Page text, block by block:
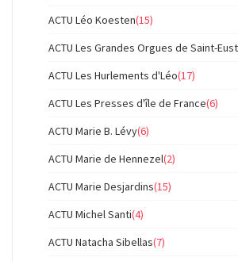
ACTU Léo Koesten(15)
ACTU Les Grandes Orgues de Saint-
ACTU Les Hurlements d'Léo(17)
ACTU Les Presses d'île de France(6)
ACTU Marie B. Lévy(6)
ACTU Marie de Hennezel(2)
ACTU Marie Desjardins(15)
ACTU Michel Santi(4)
ACTU Natacha Sibellas(7)